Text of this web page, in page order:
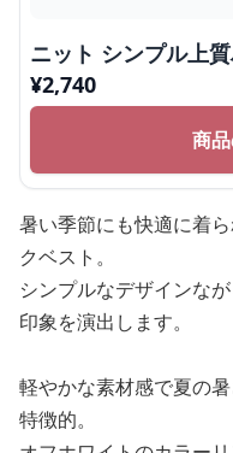
ニット シンプル上
¥2,740
商
暑い季節にも快適に着
クベスト。
シンプルなデザインな
印象を演出します。
軽やかな素材感で夏の
特徴的。